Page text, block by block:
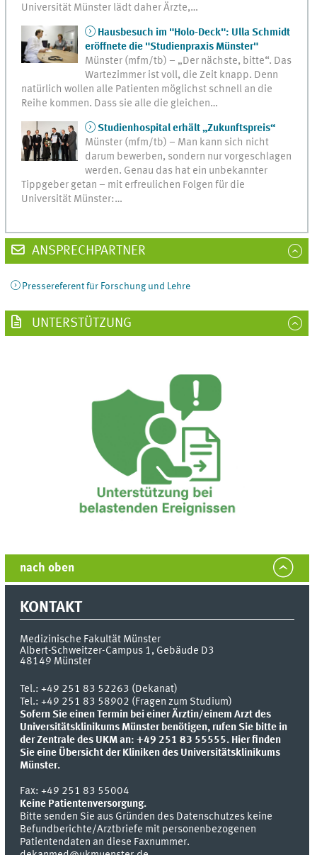
Universität Münster lädt daher Ärzte,…
Hausbesuch im "Holo-Deck": Ulla Schmidt
eröffnete die "Studienpraxis Münster"
Münster (mfm/tb) – „Der nächste, bitte“. Das
Wartezimmer ist voll, die Zeit knapp. Denn
natürlich wollen alle Patienten möglichst schnell an die
Reihe kommen. Dass sie alle die gleichen…
Studienhospital erhält „Zukunftspreis“
Münster (mfm/tb) – Man kann sich nicht
darum bewerben, sondern nur vorgeschlagen
werden. Genau das hat ein unbekannter
Tippgeber getan – mit erfreulichen Folgen für die
Universität Münster:…
ANSPRECHPARTNER
Pressereferent für Forschung und Lehre
UNTERSTÜTZUNG
nach oben
KONTAKT
Medizinische Fakultät Münster
Albert-Schweitzer-Campus 1, Gebäude D3
48149 Münster
Tel.:+49 251 83 52263 (Dekanat)
Tel.: +49 251 83 58902 (Fragen zum Studium)
Sofern Sie einen Termin bei einer Ärztin/einem Arzt des
Universitätsklinikums Münster benötigen, rufen Sie bitte in
der Zentrale des UKM an: +49 251 83 55555. Hier finden
Sie eine Übersicht der Kliniken des Universitätsklinikums
Münster.
Fax:+49 251 83 55004
Keine Patientenversorgung.
Bitte senden Sie aus Gründen des Datenschutzes keine
Befundberichte/Arztbriefe mit personenbezogenen
Patientendaten an diese Faxnummer.